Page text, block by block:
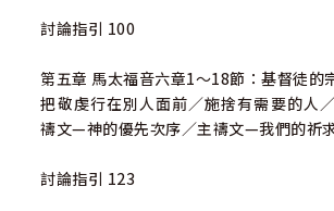
討論指引 100
第五章 馬太福音六章1～18節：基督徒的
把敬虔行在別人面前／施捨有需要的人
禱文—神的優先次序／主禱文—我們的祈
討論指引 123